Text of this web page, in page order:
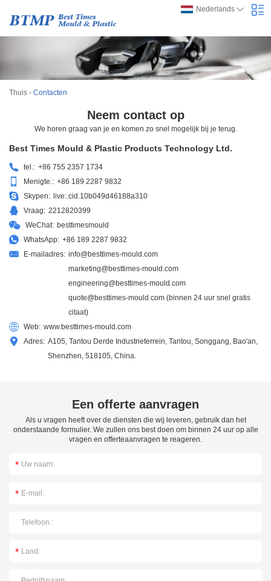
Nederlands
Thuis - Contacten
Neem contact op
We horen graag van je en komen zo snel mogelijk bij je terug.
Best Times Mould & Plastic Products Technology Ltd.
tel.: +86 755 2357 1734
Menigte.: +86 189 2287 9832
Skypen: live:.cid.10b049d46188a310
Vraag: 2212820399
WeChat: besttimesmould
WhatsApp: +86 189 2287 9832
E-mailadres: info@besttimes-mould.com
marketing@besttimes-mould.com
engineering@besttimes-mould.com
quote@besttimes-mould.com (binnen 24 uur snel gratis
citaat)
Web: www.besttimes-mould.com
Adres: A105, Tantou Derde Industrieterrein, Tantou, Songgang, Bao'an,
Shenzhen, 518105, China.
Een offerte aanvragen
Als u vragen heeft over de diensten die wij leveren, gebruik dan het
onderstaande formulier. We zullen ons best doen om binnen 24 uur op alle
vragen en offerteaanvragen te reageren.